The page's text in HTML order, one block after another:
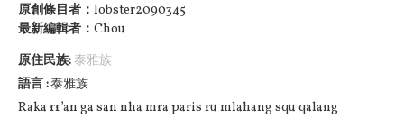
原創條目者： lobster2090345
最新編輯者： Chou
原住民族: 泰雅族
語言 泰雅族
Raka rr’an ga san nha mra paris ru mlahang squ qalang